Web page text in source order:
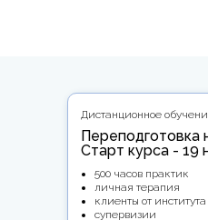
Дистанционное
500 часов практик
личная терапия
клиенты от института
супервизии
Переподготовка
Старт курса - 19